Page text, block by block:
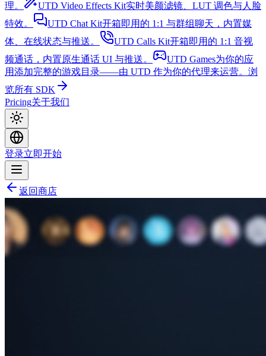
理。
UTD Video Effects Kit实时美颜滤镜、LUT 调色与人脸
特效。
UTD Chat Kit开箱即用的 1:1 与群组聊天，内置媒
体、在线状态与推送。
UTD Calls Kit开箱即用的 1:1 音视
频通话，内置原生通话 UI 与推送。
UTD Games为你的应
用添加完整的游戏目录——由 UTD 作为你的代理来运营。 浏
览所有 SDK
Pricing关于我们
登录立即开始
返回商店